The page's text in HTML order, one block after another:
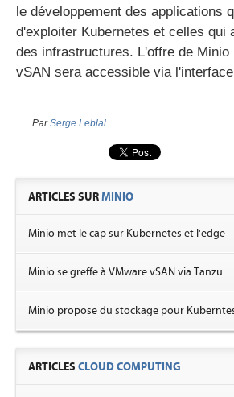
le développement des applications
d'exploiter Kubernetes et celles qui
des infrastructures. L'offre de Minio
vSAN sera accessible via
ParSerge Leblal
ARTICLES SURMINIO
Minio met le cap sur Kubernetes et l'edge
Minio se greffe à VMware vSAN via Tanzu
Minio propose du stockage pour
ARTICLES CLOUD COMPUTING